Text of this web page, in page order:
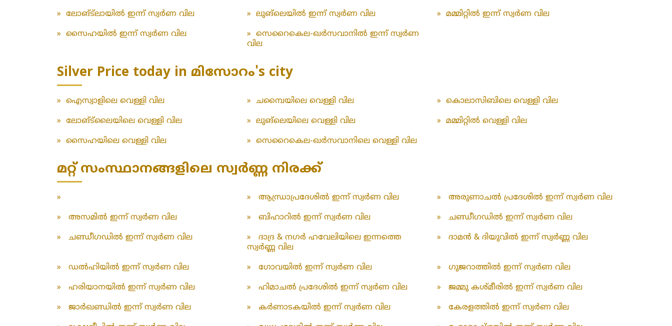
» ലോങ്‌ട്‌ലായിൽ ഇന്ന് സ്വർണ വില » ലുങ്‌ലെയിൽ ഇന്ന് സ്വർണ വില » മമ്മിറ്റിൽ ഇന്ന് സ്വർണ വില
» സൈഹയിൽ ഇന്ന് സ്വർണ വില » സെറൈകെല-ഖർസവാനിൽ ഇന്ന് സ്വർണ
വില
Silver Price today in മിസോറം's city
» ഐസ്വാളിലെ വെള്ളി വില » ചമ്പൈയിലെ വെള്ളി വില » കൊലാസിബിലെ വെള്ളി വില
» ലോങ്‌ട്‌ലൈയിലെ വെള്ളി വില » ലുങ്‌ലെയിലെ വെള്ളി വില » മമ്മിറ്റിൽ വെള്ളി വില
» സൈഹയിലെ വെള്ളി വില » സെറൈകെല-ഖർസവാനിലെ വെള്ളി വില
മറ്റ് സംസ്ഥാനങ്ങളിലെ സ്വർണ്ണ നിരക്ക്
» » ആന്ധ്രാപ്രദേശിൽ ഇന്ന് സ്വർണ വില »
അരുണാചൽ പ്രദേശിൽ ഇന്ന് സ്വർണ വില
»
അസമിൽ ഇന്ന് സ്വർണ വില » ബിഹാറിൽ ഇന്ന് സ്വർണ വില »
ചണ്ഡീഗഡിൽ ഇന്ന് സ്വർണ വില
»
ചണ്ഡീഗഡിൽ ഇന്ന് സ്വർണ വില »
ദാദ്ര & നഗർ ഹവേലിയിലെ ഇന്നത്തെ
സ്വർണ്ണ വില
» ദാമൻ & ദിയുവിൽ ഇന്ന് സ്വർണ്ണ വില
» ഡൽഹിയിൽ ഇന്ന് സ്വർണ വില » ഗോവയിൽ ഇന്ന് സ്വർണ വില »
ഗുജറാത്തിൽ ഇന്ന് സ്വർണ വില
»
ഹരിയാനയിൽ ഇന്ന് സ്വർണ വില » ഹിമാചൽ പ്രദേശിൽ ഇന്ന് സ്വർണ വില »
ജമ്മു കശ്മീരിൽ ഇന്ന് സ്വർണ വില
»
ജാർഖണ്ഡിൽ ഇന്ന് സ്വർണ വില » കർണാടകയിൽ ഇന്ന് സ്വർണ വില »
കേരളത്തിൽ ഇന്ന് സ്വർണ വില